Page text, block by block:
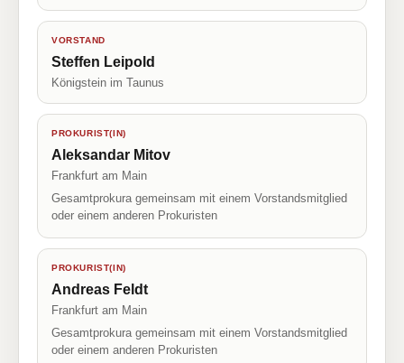
VORSTAND
Steffen Leipold
Königstein im Taunus
PROKURIST(IN)
Aleksandar Mitov
Frankfurt am Main
Gesamtprokura gemeinsam mit einem Vorstandsmitglied
oder einem anderen Prokuristen
PROKURIST(IN)
Andreas Feldt
Frankfurt am Main
Gesamtprokura gemeinsam mit einem Vorstandsmitglied
oder einem anderen Prokuristen